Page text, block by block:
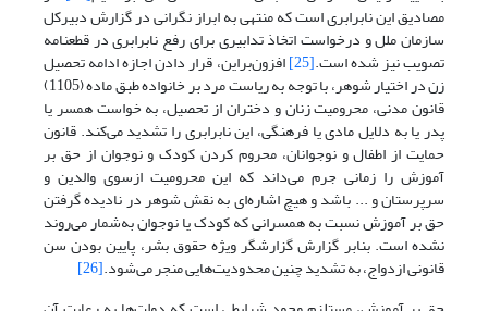
مصادیق این نابرابری است که منتهی به ابراز نگرانی در گزارش دبیرکل
سازمان ملل و درخواست اتخاذ تدابیری برای رفع نابرابری در قطعنامه‌
تصویب نیز شده است.[25] افزون‌بر‌این، قرار دادن اجازه‌ ادامه‌ تحصیل
زن در اختیار شوهر، با توجه به ریاست مرد بر خانواده طبق ماده‌ (1105)
قانون مدنی، محرومیت زنان و دختران از تحصیل، به خواست همسر یا
پدر یا به‌ دلایل مادی یا فرهنگی، این نابرابری را تشدید می‌کند. قانون
حمایت از اطفال و نوجوانان، محروم کردن کودک و نوجوان از حق بر
آموزش را زمانی جرم می‌داند که این محرومیت ازسوی والدین و
سرپرستان و ... باشد و هیچ اشاره‌ای به نقش شوهر در نادیده گرفتن
حق بر آموزش نسبت به همسرانی که کودک یا نوجوان به‌شمار می‌روند
نشده است. بنابر گزارش گزارشگر ویژه‌ حقوق بشر، پایین بودن سن
قانونی ازدواج، به تشدید چنین محدودیت‌هایی منجر می‌شود.[26]